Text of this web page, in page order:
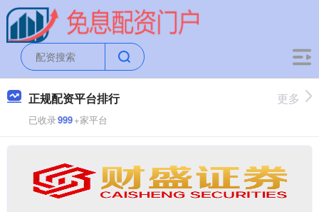
正规配资平台排行
已收录999+家平台
更多